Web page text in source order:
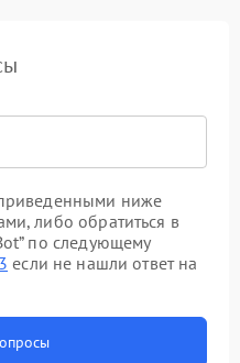
ниже
либо обратиться в
по следующему
если не нашли ответ на